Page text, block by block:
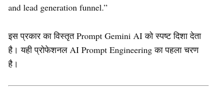
and lead generation funnel.”
इस प्रकार का विस्तृत Prompt Gemini AI को स्पष्ट दिशा देता
है। यही प्रोफेशनल AI Prompt Engineering का पहला चरण
है।